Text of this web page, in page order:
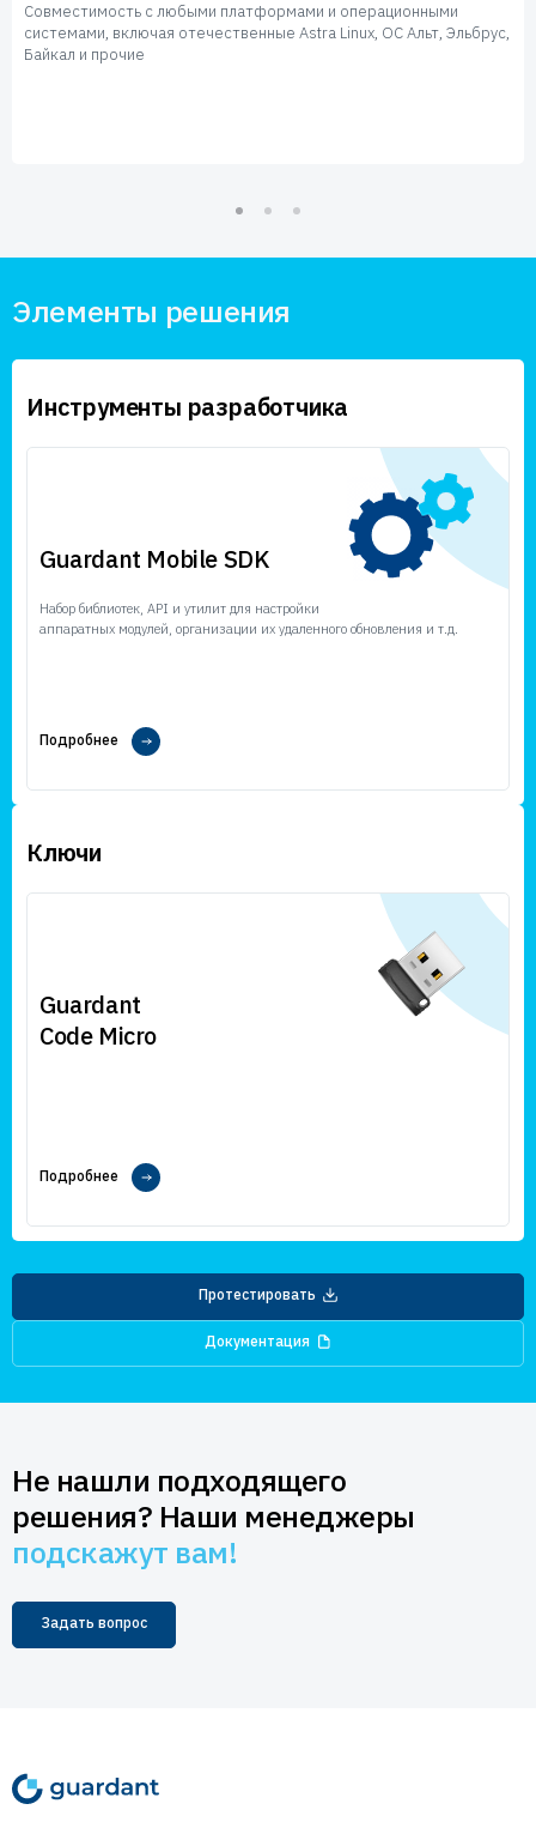
Совместимость с любыми платформами и операционными
системами, включая отечественные Astra Linux, ОС Альт, Эльбрус,
Байкал и прочие
Элементы решения
Инструменты разработчика
Guardant Mobile SDK
Набор библиотек, API и утилит для настройки
аппаратных модулей, организации их удаленного обновления и т.д.
Подробнее
Ключи
Guardant
Code Micro
Подробнее
Протестировать
Документация
Не нашли подходящего
решения? Наши менеджеры
подскажут вам!
Задать вопрос